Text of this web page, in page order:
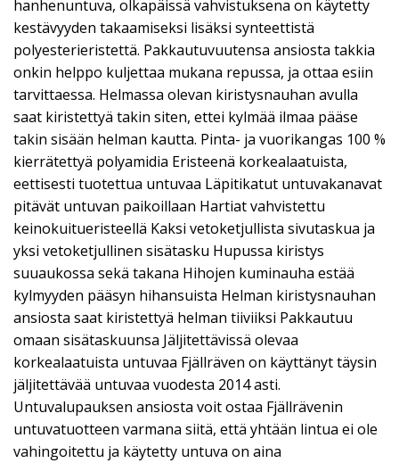
hanhenuntuva, olkapäissä vahvistuksena on käytetty
kestävyyden takaamiseksi lisäksi synteettistä
polyesterieristettä. Pakkautuvuutensa ansiosta takkia
onkin helppo kuljettaa mukana repussa, ja ottaa esiin
tarvittaessa. Helmassa olevan kiristysnauhan avulla
saat kiristettyä takin siten, ettei kylmää ilmaa pääse
takin sisään helman kautta. Pinta- ja vuorikangas 100 %
kierrätettyä polyamidia Eristeenä korkealaatuista,
eettisesti tuotettua untuvaa Läpitikatut untuvakanavat
pitävät untuvan paikoillaan Hartiat vahvistettu
keinokuitueristeellä Kaksi vetoketjullista sivutaskua ja
yksi vetoketjullinen sisätasku Hupussa kiristys
suuaukossa sekä takana Hihojen kuminauha estää
kylmyyden pääsyn hihansuista Helman kiristysnauhan
ansiosta saat kiristettyä helman tiiviiksi Pakkautuu
omaan sisätaskuunsa Jäljitettävissä olevaa
korkealaatuista untuvaa Fjällräven on käyttänyt täysin
jäljitettävää untuvaa vuodesta 2014 asti.
Untuvalupauksen ansiosta voit ostaa Fjällrävenin
untuvatuotteen varmana siitä, että yhtään lintua ei ole
vahingoitettu ja käytetty untuva on aina